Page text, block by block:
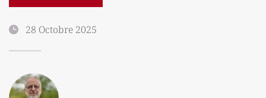
28 Octobre 2025